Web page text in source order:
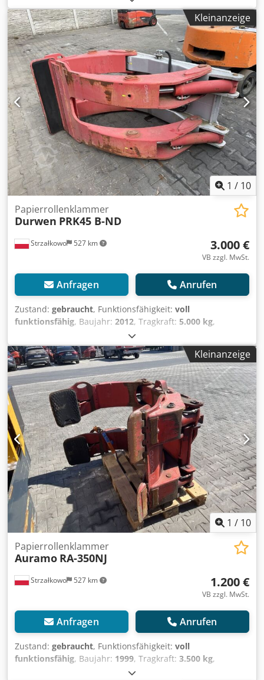
Seriennummer: 3T458B2 Credpfozg Shwex Aqtef
Kleinanzeige
1 / 10
Strzałkowo 527 km
Papierrollenklammer
Durwen PRK45 B-ND
3.000 €
VB zzgl. MwSt.
Anfragen Anrufen
Zustand: gebraucht, Funktionsfähigkeit: voll
funktionsfähig, Baujahr: 2012, Tragkraft: 5.000 kg,
Papierrollenklammer ISO Klasse: ISO Klasse 3 = 2.500 -
4.999 kg Zustand: Einsatzbereit und voll funktionsfähig
Cjdpfx Aqszl It Hotjrf Zustand Technisch: gut
Beschreibung: Year 2012 ISO 3A (51 cm) Capacity 5000 kg
Opening range 650-1520 mm Width 1630 mm Contact pads
900x250mm ID OS2059
Kleinanzeige
1 / 10
Strzałkowo 527 km
Papierrollenklammer
Auramo RA-350NJ
1.200 €
VB zzgl. MwSt.
Anfragen Anrufen
Zustand: gebraucht, Funktionsfähigkeit: voll
funktionsfähig, Baujahr: 1999, Tragkraft: 3.500 kg,
Papierrollenklammer ISO Klasse: ISO Klasse 4 = 5.000 -